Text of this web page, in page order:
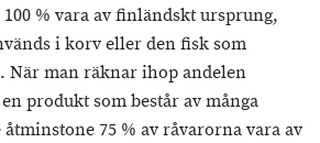
% vara av finländskt ursprung,
i korv eller den fisk som
När man räknar ihop andelen
produkt som består av många
75 % av råvarorna vara av